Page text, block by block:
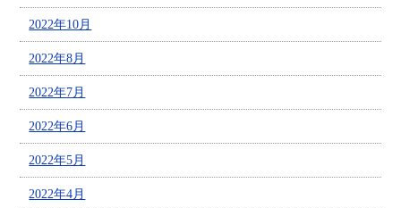
2022年10月
2022年8月
2022年7月
2022年6月
2022年5月
2022年4月